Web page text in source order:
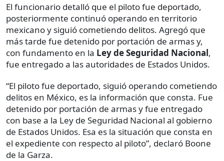
El funcionario detalló que el piloto fue deportado,
posteriormente continuó operando en territorio
mexicano y siguió cometiendo delitos. Agregó que
más tarde fue detenido por portación de armas y,
con fundamento en la Ley de Seguridad Nacional,
fue entregado a las autoridades de Estados Unidos.
“El piloto fue deportado, siguió operando cometiendo
delitos en México, es la información que consta. Fue
detenido por portación de armas y fue entregado
con base a la Ley de Seguridad Nacional al gobierno
de Estados Unidos. Esa es la situación que consta en
el expediente con respecto al piloto”, declaró Boone
de la Garza.